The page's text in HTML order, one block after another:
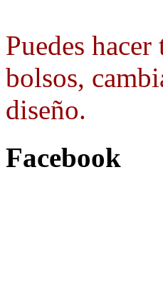
Puedes
bolsos,
diseño.
Facebook